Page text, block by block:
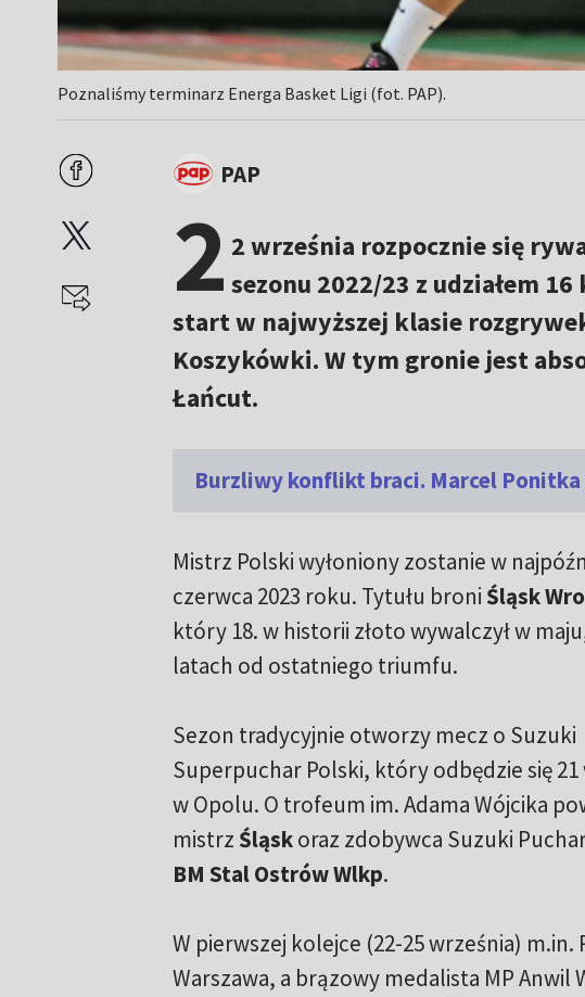
Poznaliśmy terminarz Energa Basket Ligi (fot. PAP).
PAP
2 2 września rozpocznie się
sezonu 2022/23 z udziałem
start w najwyższej klasie
Koszykówki. W tym gronie jest
Łańcut.
Burzliwy konflikt braci. Marcel
Mistrz Polski wyłoniony zostanie w
czerwca 2023 roku. Tytułu broni Śląsk
który 18. w historii złoto wywalczył w
latach od ostatniego triumfu.
Sezon tradycyjnie otworzy mecz o Suzuki
Superpuchar Polski, który odbędzie się 21
w Opolu. O trofeum im. Adama Wójcika
mistrz Śląskoraz zdobywca Suzuki
BM Stal Ostrów Wlkp.
W pierwszej kolejce (22-25 września)
Warszawa, a brązowy medalista MP Anwil